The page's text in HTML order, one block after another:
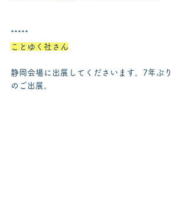
*****
ことゆく社さん
静岡会場に出展してくださいます
7年ぶり
のご出展